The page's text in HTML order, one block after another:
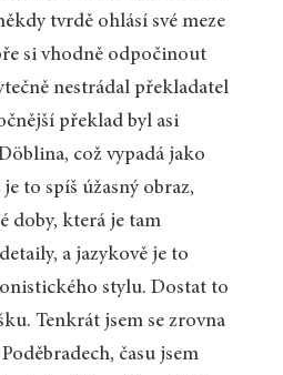
tvrdě ohlásí své meze
si vhodně odpočinout
nestrádal překladatel
překlad byl asi
což vypadá jako
to spíš úžasný obraz,
doby, která je tam
a jazykově je to
stylu. Dostat to
Tenkrát jsem se zrovna
času jsem